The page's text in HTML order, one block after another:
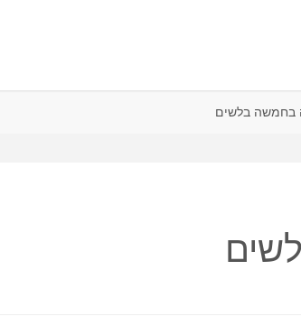
בחמשה בלשים